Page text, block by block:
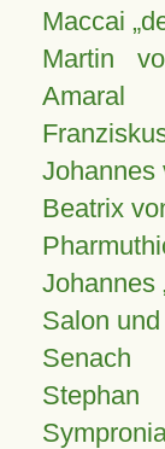
Maccai
Martin
Amaral
Johannes
Beatrix
Johannes
Salon
Senach
Stephan